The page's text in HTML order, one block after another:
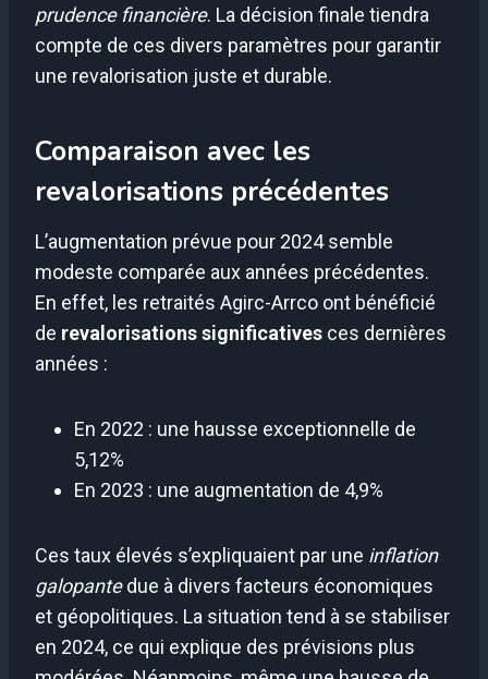
prudence financière. La décision finale tiendra
compte de ces divers paramètres pour garantir
une revalorisation juste et durable.
Comparaison avec les
revalorisations précédentes
L’augmentation prévue pour 2024 semble
modeste comparée aux années précédentes.
En effet, les retraités Agirc-Arrco ont bénéficié
de revalorisations significatives ces dernières
années :
En 2022 : une hausse exceptionnelle de
5,12%
En 2023 : une augmentation de 4,9%
Ces taux élevés s’expliquaient par une inflation
galopantedue à divers facteurs économiques
et géopolitiques. La situation tend à se stabiliser
en 2024, ce qui explique des prévisions plus